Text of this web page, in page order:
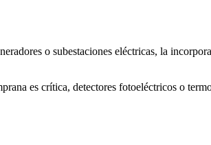
o subestaciones eléctricas, la
es crítica, detectores fotoeléctricos o